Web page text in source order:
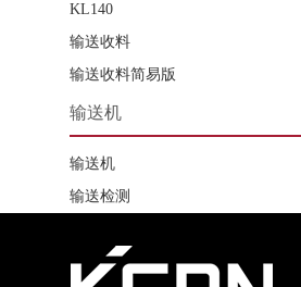
KL140
输送收料
输送收料简易版
输送机
输送机
输送检测